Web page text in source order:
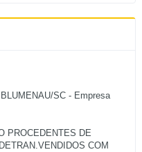
SC - Empresa
PROCEDENTES DE
COM